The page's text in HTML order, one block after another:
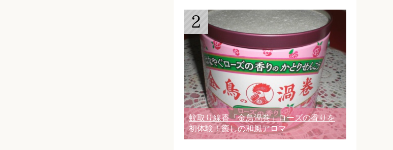
蚊取り線香「金鳥渦巻」ローズの香りを
初体験！癒しの和風アロマ